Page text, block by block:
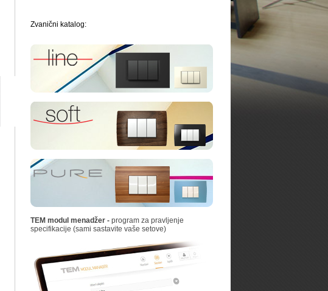
Zvanični katalog:
TEM modul menadžer - program za pravljenje
specifikacije (sami sastavite vaše setove)